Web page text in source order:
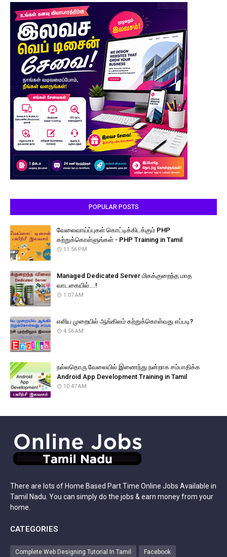
POPULAR POSTS
வேலைவாய்ப்புகள் கொட்டிக்கிடக்கும் PHP
கற்றுக்கொள்ளுங்கள் - PHP Training in Tamil
11:56 PM
Managed Dedicated Server மிகக்குறைந்த மாத
வாடகையில்...!
1:07 AM
எளிய முறையில் ஆங்கிலம் கற்றுக்கொள்வது எப்படி?
4:56 AM
நல்லதொரு வேலையில் இணைந்து நன்றாக சம்பாதிக்க
Android App Development Training in Tamil
10:47 AM
There are lots of Home Based Part Time Online Jobs Available in
Tamil Nadu. You can simply do the jobs & earn money from your
home.
CATEGORIES
Complete Web Designing Tutorial In Tamil Facebook